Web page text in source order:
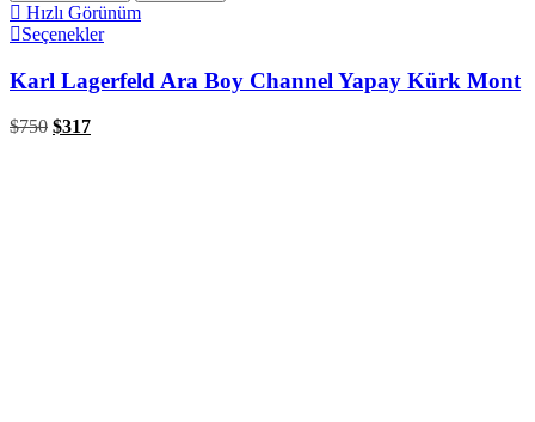
Hızlı Görünüm
Seçenekler
Karl Lagerfeld Ara Boy Channel Yapay Kürk Mont
$750 $317